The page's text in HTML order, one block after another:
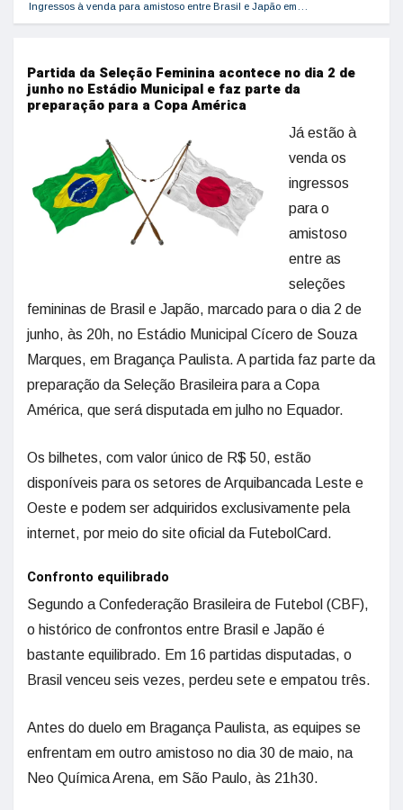
Ingressos à venda para amistoso entre Brasil e Japão em…
Partida da Seleção Feminina acontece no dia 2 de
junho no Estádio Municipal e faz parte da
preparação para a Copa América
Já estão à
venda os
ingressos
para o
amistoso
entre as
seleções
femininas de Brasil e Japão, marcado para o dia 2 de
junho, às 20h, no Estádio Municipal Cícero de Souza
Marques, em Bragança Paulista. A partida faz parte da
preparação da Seleção Brasileira para a Copa
América, que será disputada em julho no Equador.
Os bilhetes, com valor único de R$ 50, estão
disponíveis para os setores de Arquibancada Leste e
Oeste e podem ser adquiridos exclusivamente pela
internet, por meio do site oficial da FutebolCard.
Confronto equilibrado
Segundo a Confederação Brasileira de Futebol (CBF),
o histórico de confrontos entre Brasil e Japão é
bastante equilibrado. Em 16 partidas disputadas, o
Brasil venceu seis vezes, perdeu sete e empatou três.
Antes do duelo em Bragança Paulista, as equipes se
enfrentam em outro amistoso no dia 30 de maio, na
Neo Química Arena, em São Paulo, às 21h30.